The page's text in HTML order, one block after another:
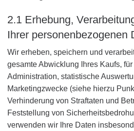
2.1 Erhebung,
Ihrer personenbezogenen
Wir erheben, speichern und
gesamte Abwicklung Ihres Kaufs,
Administration, statistische
Marketingzwecke (siehe hierzu
Verhinderung von Straftaten und
Feststellung von
verwenden wir Ihre Daten